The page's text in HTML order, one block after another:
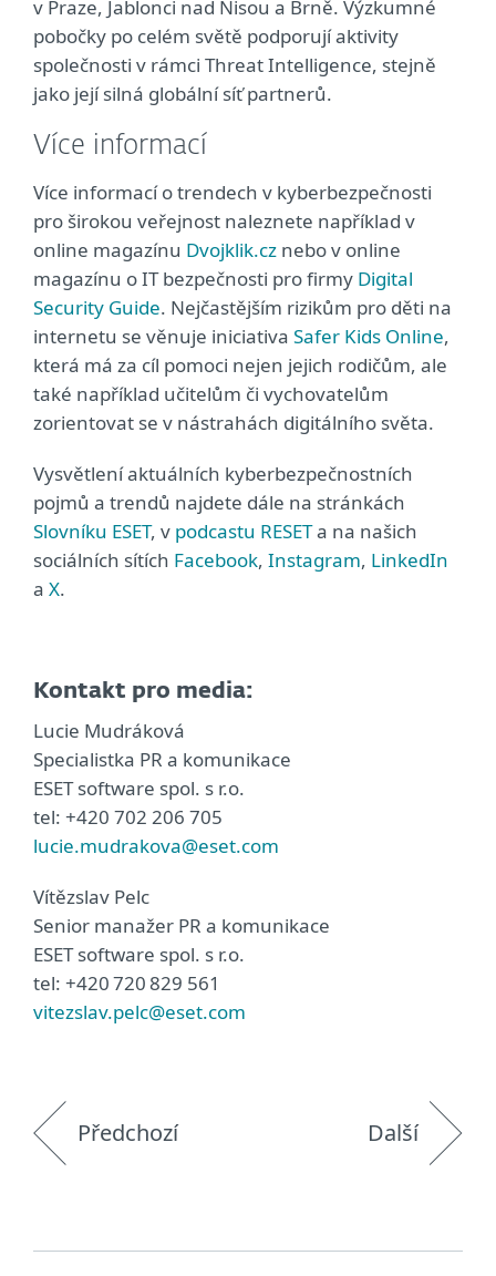
v Praze, Jablonci nad Nisou a Brně. Výzkumné
pobočky po celém světě podporují aktivity
společnosti v rámci Threat Intelligence, stejně
jako její silná globální síť partnerů.
Více informací
Více informací o trendech v kyberbezpečnosti
pro širokou veřejnost naleznete například v
online magazínu Dvojklik.cz nebo v online
magazínu o IT bezpečnosti pro firmy Digital
Security Guide. Nejčastějším rizikům pro děti na
internetu se věnuje iniciativa Safer Kids Online,
která má za cíl pomoci nejen jejich rodičům, ale
také například učitelům či vychovatelům
zorientovat se v nástrahách digitálního světa.
Vysvětlení aktuálních kyberbezpečnostních
pojmů a trendů najdete dále na stránkách
Slovníku ESET, v podcastu RESETa na našich
sociálních sítích Facebook, Instagram, LinkedIn
a X.
Kontakt pro media:
Lucie Mudráková
Specialistka PR a komunikace
ESET software spol. s r.o.
tel: +420 702 206 705
lucie.mudrakova@eset.com
Vítězslav Pelc
Senior manažer PR a komunikace
ESET software spol. s r.o.
tel: +420 720 829 561
vitezslav.pelc@eset.com
Předchozí Další